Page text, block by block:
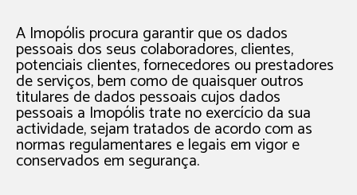
A Imopólis procura garantir que os dados
pessoais dos seus colaboradores, clientes,
potenciais clientes, fornecedores ou prestadores
de serviços, bem como de quaisquer outros
titulares de dados pessoais cujos dados
pessoais a Imopólis trate no exercício da sua
actividade, sejam tratados de acordo com as
normas regulamentares e legais em vigor e
conservados em segurança.